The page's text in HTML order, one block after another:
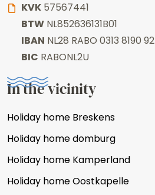
KVK 57567441
BTW NL852636131B01
IBAN NL28 RABO 0313 8190 92
BIC RABONL2U
In the vicinity
Holiday home Breskens
Holiday home domburg
Holiday home Kamperland
Holiday home Oostkapelle